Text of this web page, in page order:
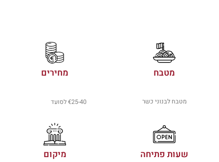
מטבח מחירים
מטבח לבנוני כשר €25-40 לסועד
שעות פתיחה מיקום